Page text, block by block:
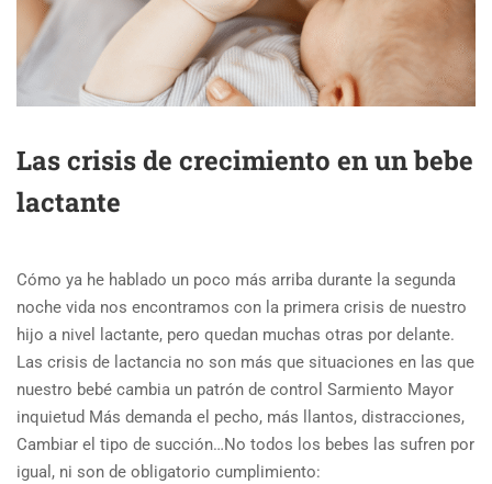
Las crisis de crecimiento en un bebe
lactante
Cómo ya he hablado un poco más arriba durante la segunda
noche vida nos encontramos con la primera crisis de nuestro
hijo a nivel lactante, pero quedan muchas otras por delante.
Las crisis de lactancia no son más que situaciones en las que
nuestro bebé cambia un patrón de control Sarmiento Mayor
inquietud Más demanda el pecho, más llantos, distracciones,
Cambiar el tipo de succión…No todos los bebes las sufren por
igual, ni son de obligatorio cumplimiento: